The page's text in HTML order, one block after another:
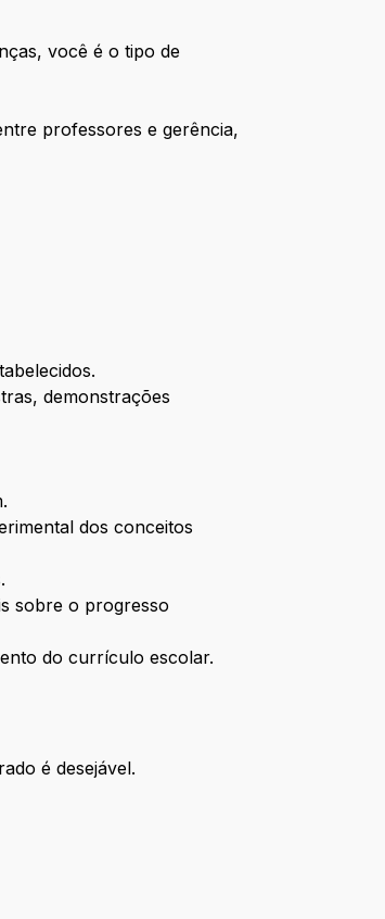
você é o tipo de
professores e gerência,
demonstrações
dos conceitos
sobre o progresso
do currículo escolar.
é desejável.